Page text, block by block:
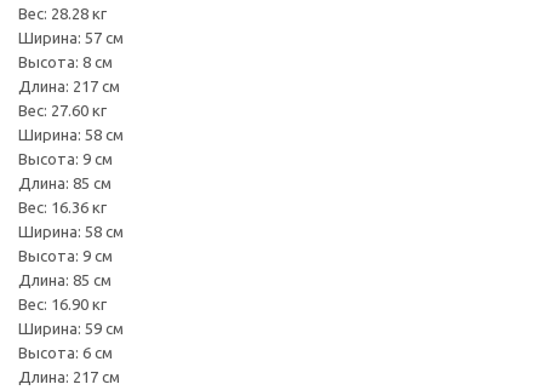
Вес: 28.28 кг
Ширина: 57 см
Высота: 8 см
Длина: 217 см
Вес: 27.60 кг
Ширина: 58 см
Высота: 9 см
Длина: 85 см
Вес: 16.36 кг
Ширина: 58 см
Высота: 9 см
Длина: 85 см
Вес: 16.90 кг
Ширина: 59 см
Высота: 6 см
Длина: 217 см